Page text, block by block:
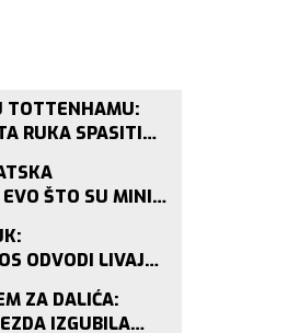
TOTTENHAMU:
RUKA SPASITI
ŠTO SU MINI
NAKON
ODVODI LIVAJU
ZA DALIĆA:
IZGUBILA